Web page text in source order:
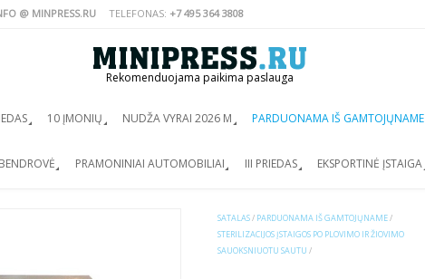
@ MINPRESS.RU TELEFONAS: +7 495 364 3808
Rekomenduojama paikima paslauga
10 ĮMONIŲ NUDŽA VYRAI 2026 M PARDUONAMA IŠ GAMTOJŲNAME
PRAMONINIAI AUTOMOBILIAI III PRIEDAS EKSPORTINĖ ĮSTAIGA
SATALAS/ PARDUONAMA IŠ GAMTOJŲNAME/
STERILIZACIJOS ĮSTAIGOS PO PLOVIMO IR ŽIOVIMO
SAUOKSNIUOTU SAUTU /